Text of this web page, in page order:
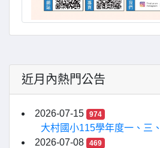
近月內熱門公告
2026-07-15 974
大村國小115學年度一、三
2026-07-08
469